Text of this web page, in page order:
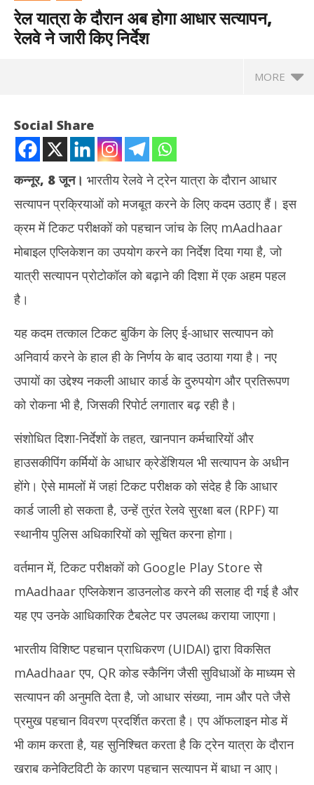
रेल यात्रा के दौरान अब होगा आधार सत्यापन,
रेलवे ने जारी किए निर्देश
MORE
June
9,
2025
Social Share
कन्नूर, 8 जून। भारतीय रेलवे ने ट्रेन यात्रा के दौरान आधार
सत्यापन प्रक्रियाओं को मजबूत करने के लिए कदम उठाए हैं। इस
क्रम में टिकट परीक्षकों को पहचान जांच के लिए mAadhaar
मोबाइल एप्लिकेशन का उपयोग करने का निर्देश दिया गया है, जो
यात्री सत्यापन प्रोटोकॉल को बढ़ाने की दिशा में एक अहम पहल
है।
यह कदम तत्काल टिकट बुकिंग के लिए ई-आधार सत्यापन को
अनिवार्य करने के हाल ही के निर्णय के बाद उठाया गया है। नए
उपायों का उद्देश्य नकली आधार कार्ड के दुरुपयोग और प्रतिरूपण
को रोकना भी है, जिसकी रिपोर्ट लगातार बढ़ रही है।
संशोधित दिशा-निर्देशों के तहत, खानपान कर्मचारियों और
हाउसकीपिंग कर्मियों के आधार क्रेडेंशियल भी सत्यापन के अधीन
होंगे। ऐसे मामलों में जहां टिकट परीक्षक को संदेह है कि आधार
कार्ड जाली हो सकता है, उन्हें तुरंत रेलवे सुरक्षा बल (RPF) या
स्थानीय पुलिस अधिकारियों को सूचित करना होगा।
वर्तमान में, टिकट परीक्षकों को Google Play Store से
mAadhaar एप्लिकेशन डाउनलोड करने की सलाह दी गई है और
यह एप उनके आधिकारिक टैबलेट पर उपलब्ध कराया जाएगा।
भारतीय विशिष्ट पहचान प्राधिकरण (UIDAI) द्वारा विकसित
mAadhaar एप, QR कोड स्कैनिंग जैसी सुविधाओं के माध्यम से
सत्यापन की अनुमति देता है, जो आधार संख्या, नाम और पते जैसे
प्रमुख पहचान विवरण प्रदर्शित करता है। एप ऑफलाइन मोड में
भी काम करता है, यह सुनिश्चित करता है कि ट्रेन यात्रा के दौरान
खराब कनेक्टिविटी के कारण पहचान सत्यापन में बाधा न आए।